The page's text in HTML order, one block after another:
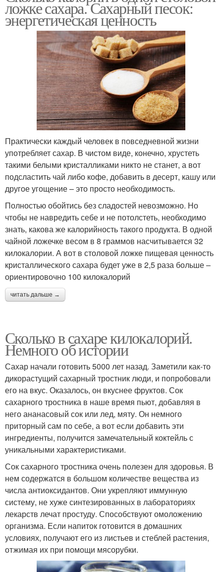
ложке сахара. Сахарный песок:
энергетическая ценность
Практически каждый человек в повседневной жизни
употребляет сахар. В чистом виде, конечно, хрустеть
такими белыми кристалликами никто не станет, а вот
подсластить чай либо кофе, добавить в десерт, кашу или
другое угощение – это просто необходимость.
Полностью обойтись без сладостей невозможно. Но
чтобы не навредить себе и не потолстеть, необходимо
знать, какова же калорийность такого продукта. В одной
чайной ложечке весом в 8 граммов насчитывается 32
килокалории. А вот в столовой ложке пищевая ценность
кристаллического сахара будет уже в 2,5 раза больше –
ориентировочно 100 килокалорий
читать дальше →
Сколько в сахаре килокалорий.
Немного об истории
Сахар начали готовить 5000 лет назад. Заметили как-то
дикорастущий сахарный тростник люди, и попробовали
его на вкус. Оказалось, он вкуснее фруктов. Сок
сахарного тростника в наше время пьют, добавляя в
него ананасовый сок или лед, мяту. Он немного
приторный сам по себе, а вот если добавить эти
ингредиенты, получится замечательный коктейль с
уникальными характеристиками.
Сок сахарного тростника очень полезен для здоровья. В
нем содержатся в большом количестве вещества из
числа антиоксидантов. Они укрепляют иммунную
систему, не хуже синтезированных в лабораториях
лекарств лечат простуду. Способствуют омоложению
организма. Если напиток готовится в домашних
условиях, получают его из листьев и стеблей растения,
отжимая их при помощи мясорубки.